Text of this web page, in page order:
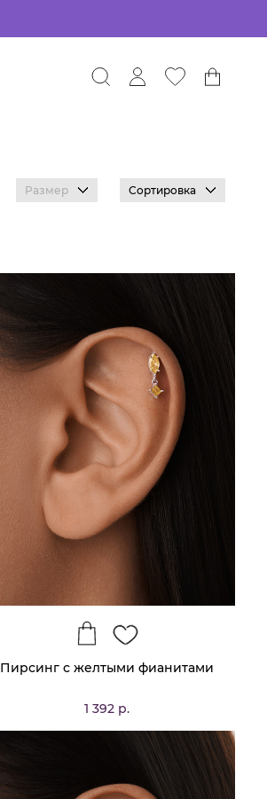
Размер Сортировка
Пирсинг с желтыми фианитами
1 392 р.